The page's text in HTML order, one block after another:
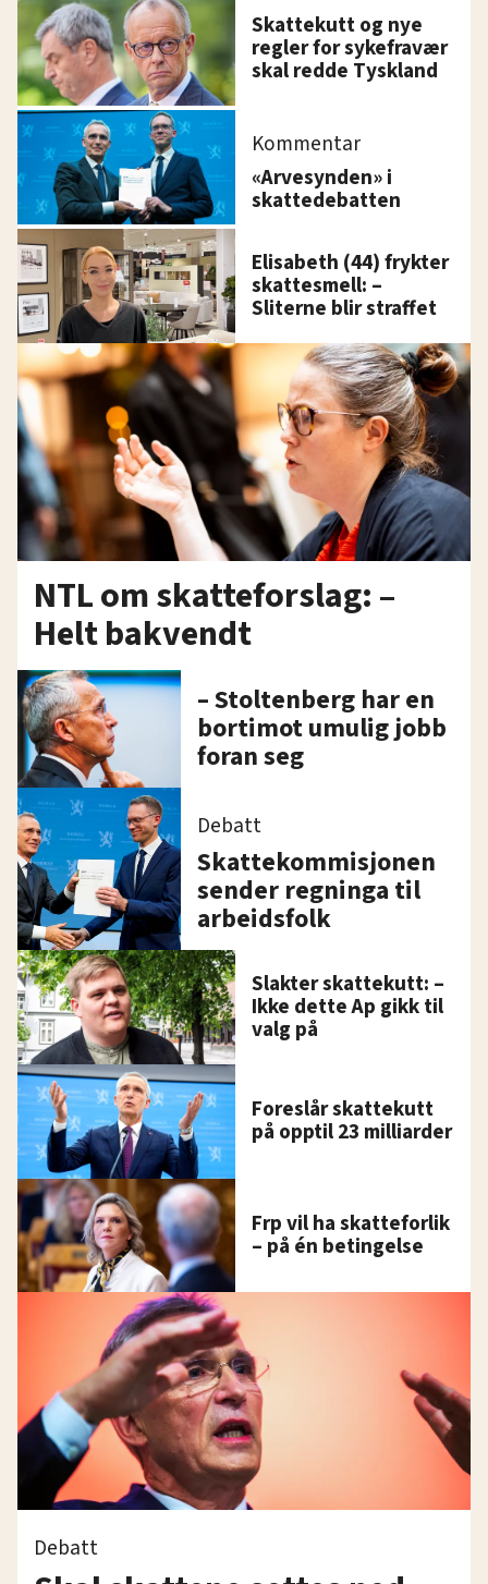
Skattekutt og nye
regler for sykefravær
skal redde Tyskland
Kommentar
«Arvesynden» i
skattedebatten
Elisabeth (44) frykter
skattesmell: –
Sliterne blir straffet
NTL om skatteforslag: –
Helt bakvendt
– Stoltenberg har en
bortimot umulig jobb
foran seg
Debatt
Skattekommisjonen
sender regninga til
arbeidsfolk
Slakter skattekutt: –
Ikke dette Ap gikk til
valg på
Foreslår skattekutt
på opptil 23 milliarder
Frp vil ha skatteforlik
– på én betingelse
Debatt